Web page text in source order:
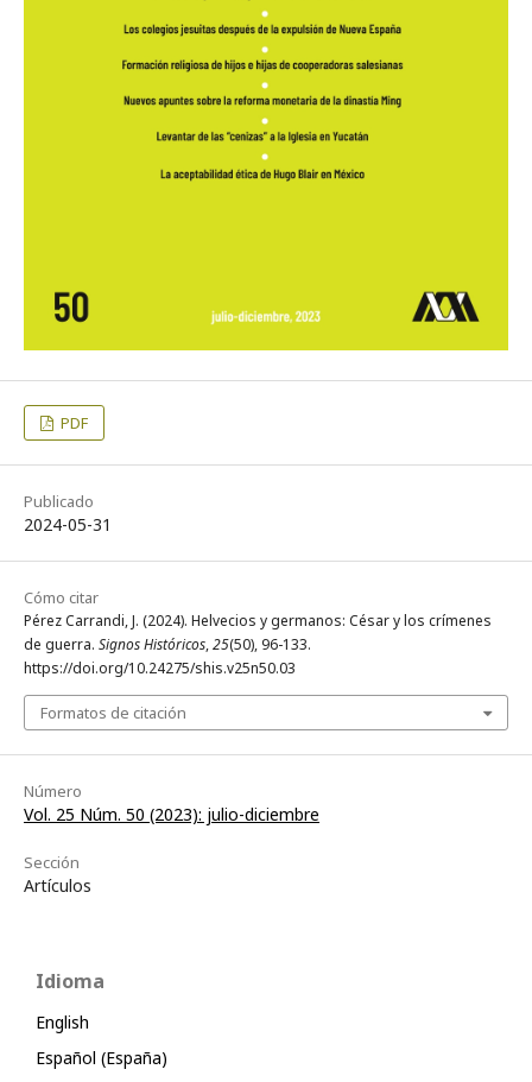
PDF
Publicado
2024-05-31
Cómo citar
Pérez Carrandi, J. (2024). Helvecios y germanos: César y los crímenes
de guerra. Signos Históricos,25(50), 96-133.
https://doi.org/10.24275/shis.v25n50.03
Formatos de citación
Número
Vol. 25 Núm. 50 (2023): julio-diciembre
Sección
Artículos
Idioma
English
Español (España)